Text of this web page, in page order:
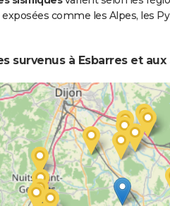
comme les Alpes, les
survenus à Esbarres et